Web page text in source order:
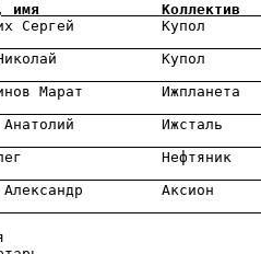
имя
Сергей          Купол
Купол
Марат
Анатолий
Нефтяник